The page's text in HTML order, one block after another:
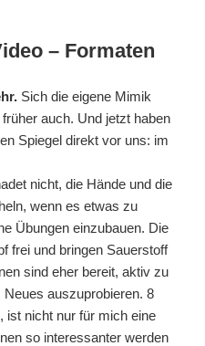
– Formaten
Sich die eigene Mimik
auch. Und jetzt haben
Spiegel direkt vor uns: im
nicht, die Hände und die
wenn es etwas zu
Übungen einzubauen. Die
frei und bringen Sauerstoff
sind eher bereit, aktiv zu
auszuprobieren. 8
ist nicht nur für mich eine
so interessanter werden